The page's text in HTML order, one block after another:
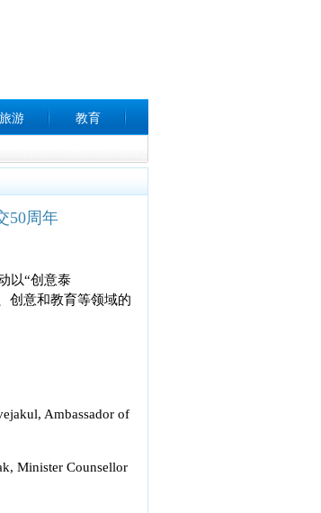
旅游 教育
50周年
以“创意泰
创意和教育等领域的
Ambassador of
Minister Counsellor